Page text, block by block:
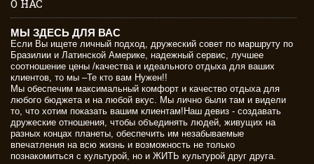
О НАС
МЫ ЗДЕСЬ ДЛЯ ВАС
Если Вы ищете личный подход, дружеский совет по маршруту по
Бразилии и Латинской Америке, надежный сервис, лучшее
соотношение цены /качества и идеального отдыха для ваших
клиентов, то мы –Те кто вам Нужен!!
Мы обеспечим максимальный комфорт и качество отдыха для
любого бюджета и на любой вкус. Мы лично были там и видели
то, что хотим показать вашим клиентам!Наш девиз - создавать
дружеские отношения, чтобы объединять людей, живущих на
разных концах планеты, обеспечить им незабываемые
впечатления на всю жизнь и возможность не только
познакомиться с культурой, но и ЖИТЬ культурой друг друга.